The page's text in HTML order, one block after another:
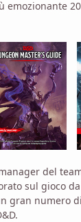
emozionante
del
sul gioco
gran numero